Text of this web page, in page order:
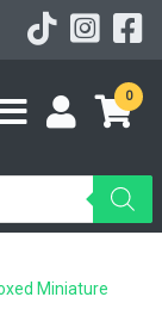
0
Miniature